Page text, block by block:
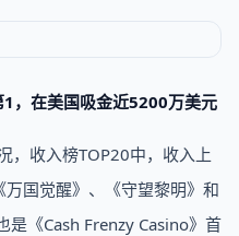
，在美国吸金近5200万美元
，收入榜TOP20中，收入上
国觉醒》、《守望黎明》和
是《Cash Frenzy Casino》首